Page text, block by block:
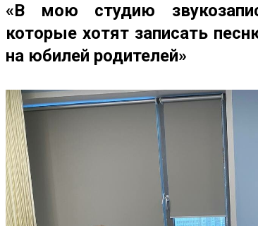
«В мою студию
которые хотят записать
на юбилей родителей»